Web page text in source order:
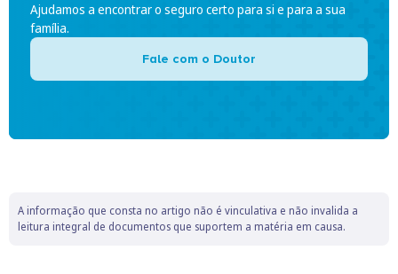
Ajudamos a encontrar o seguro certo para si e para a sua
família.
Fale com o Doutor
A informação que consta no artigo não é vinculativa e não invalida a
leitura integral de documentos que suportem a matéria em causa.